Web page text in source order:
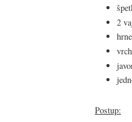
2
Postup: